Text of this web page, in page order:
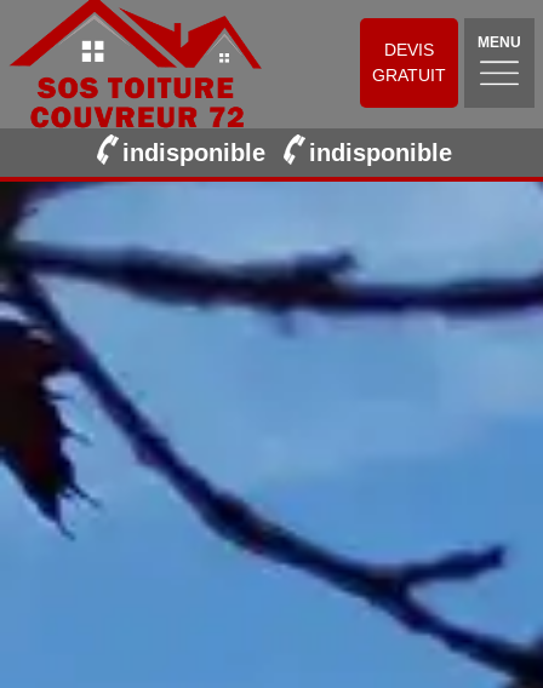
DEVIS
GRATUIT
MENU
indisponible indisponible